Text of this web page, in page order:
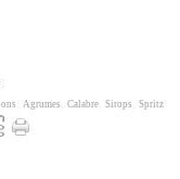
Agrumes Calabre Sirops Spritz